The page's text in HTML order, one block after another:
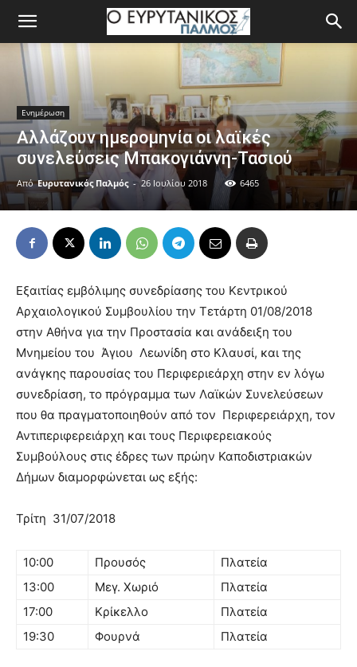
Ενημέρωση
Αλλάζουν ημερομηνία οι λαϊκές
συνελεύσεις Μπακογιάννη-Τασιού
Από Ευρυτανικός Παλμός - 26 Ιουλίου 2018 6465
Εξαιτίας εμβόλιμης συνεδρίασης του Κεντρικού
Αρχαιολογικού Συμβουλίου την Τετάρτη 01/08/2018
στην Αθήνα για την Προστασία και ανάδειξη του
Μνημείου του Άγιου Λεωνίδη στο Κλαυσί, και της
ανάγκης παρουσίας του Περιφεριεάρχη στην εν λόγω
συνεδρίαση, το πρόγραμμα των Λαϊκών Συνελεύσεων
που θα πραγματοποιηθούν από τον Περιφερειάρχη, τον
Αντιπεριφερειάρχη και τους Περιφερειακούς
Συμβούλους στις έδρες των πρώην Καποδιστριακών
Δήμων διαμορφώνεται ως εξής:
Τρίτη 31/07/2018
10:00 Προυσός
Πλατεία
13:00
Μεγ. Χωριό
Πλατεία
17:00
Κρίκελλο
Πλατεία
19:30
Φουρνά Πλατεία